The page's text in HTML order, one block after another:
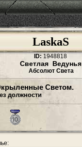
LaskaS
ID: 1948818
Светлая Ведунья
Абсолют Света
Светом.
должности